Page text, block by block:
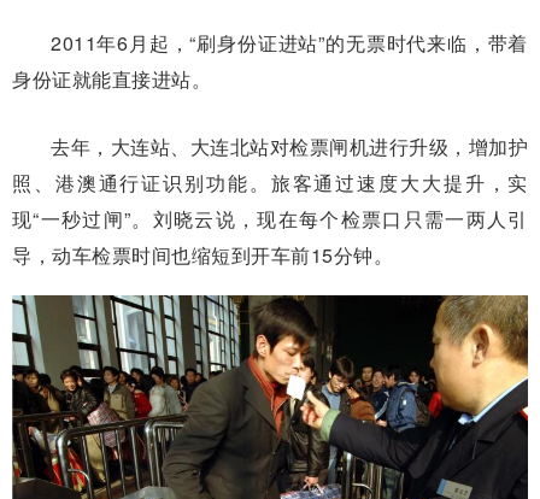
2011年6月起，“刷身份证进站”的无票时代来临，带着
身份证就能直接进站。
去年，大连站、大连北站对检票闸机进行升级，增加护
照、港澳通行证识别功能。旅客通过速度大大提升，实
现“一秒过闸”。刘晓云说，现在每个检票口只需一两人引
导，动车检票时间也缩短到开车前15分钟。